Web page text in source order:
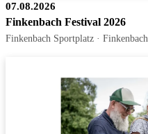
07.08.2026
Finkenbach Festival 2026
Finkenbach Sportplatz · Finkenbach